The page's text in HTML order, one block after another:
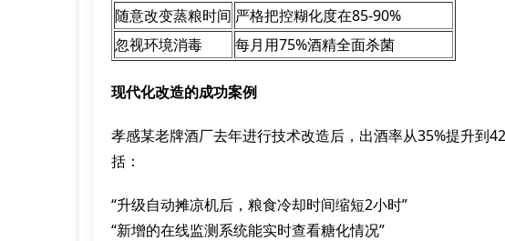
随意改变蒸粮时间 严格把控糊化度在85-90%
忽视环境消毒
每月用75%酒精全面杀菌
现代化改造的成功案例
孝感某老牌酒厂去年进行技术改造后，出酒率从35%提升到
括：
“升级自动摊凉机后，粮食冷却时间缩短2小时”
“新增的在线监测系统能实时查看糖化情况”